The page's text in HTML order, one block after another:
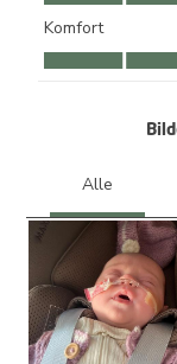
Komfort
Komfort, 4.5 von 5